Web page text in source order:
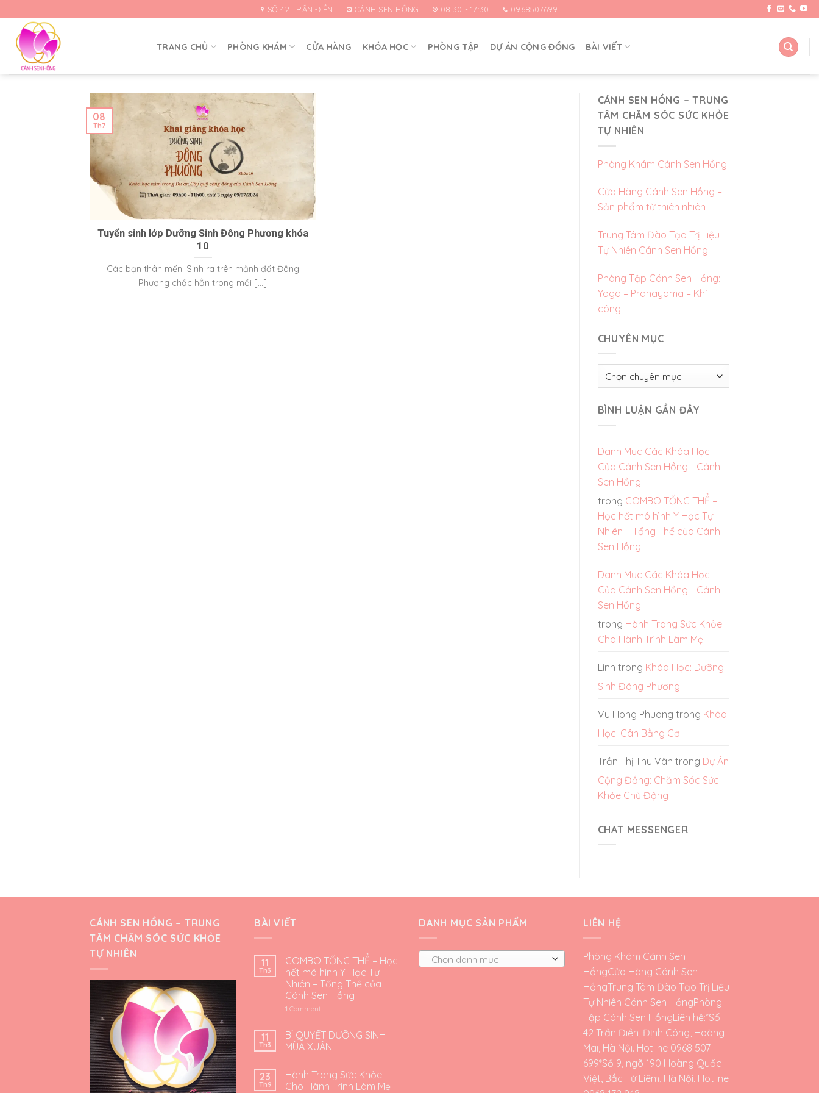
to
content
SỐ 42 TRẦN ĐIỀN CÁNH SEN HỒNG 08:30 - 17:30 0968507699
TRANG CHỦ PHÒNG KHÁM CỬA HÀNG KHÓA HỌC PHÒNG TẬP DỰ ÁN CỘNG ĐỒNG BÀI VIẾT
Tuyển sinh lớp Dưỡng Sinh Đông Phương khóa
10
Các bạn thân mến! Sinh ra trên mảnh đất Đông
Phương chắc hẳn trong mỗi [...]
08
Th7
CÁNH SEN HỒNG – TRUNG
TÂM CHĂM SÓC SỨC KHỎE
TỰ NHIÊN
Phòng Khám Cánh Sen Hồng
Cửa Hàng Cánh Sen Hồng –
Sản phẩm từ thiên nhiên
Trung Tâm Đào Tạo Trị Liệu
Tự Nhiên Cánh Sen Hồng
Phòng Tập Cánh Sen Hồng:
Yoga – Pranayama – Khí
công
CHUYÊN MỤC
BÌNH LUẬN GẦN ĐÂY
Danh Mục Các Khóa Học
Của Cánh Sen Hồng - Cánh
Sen Hồng
trong COMBO TỔNG THỂ –
Học hết mô hình Y Học Tự
Nhiên – Tổng Thể của Cánh
Sen Hồng
Danh Mục Các Khóa Học
Của Cánh Sen Hồng - Cánh
Sen Hồng
trong Hành Trang Sức Khỏe
Cho Hành Trình Làm Mẹ
Linh trong Khóa Học: Dưỡng
Sinh Đông Phương
Vu Hong Phuong trong Khóa
Học: Cân Bằng Cơ
Trần Thị Thu Vân trong Dự Án
Cộng Đồng: Chăm Sóc Sức
Khỏe Chủ Động
CHAT MESSENGER
CÁNH SEN HỒNG – TRUNG
TÂM CHĂM SÓC SỨC KHỎE
TỰ NHIÊN
BÀI VIẾT
11
Th3
COMBO TỔNG THỂ – Học
hết mô hình Y Học Tự
Nhiên – Tổng Thể của
Cánh Sen Hồng
1 Comment
11
Th3
BÍ QUYẾT DƯỠNG SINH
MÙA XUÂN
23
Th9
Hành Trang Sức Khỏe
Cho Hành Trình Làm Mẹ
DANH MỤC SẢN PHẨM
Chọn danh mục
LIÊN HỆ
Phòng Khám Cánh Sen
HồngCửa Hàng Cánh Sen
HồngTrung Tâm Đào Tạo Trị Liệu
Tự Nhiên Cánh Sen HồngPhòng
Tập Cánh Sen HồngLiên hệ:*Số
42 Trần Điền, Định Công, Hoàng
Mai, Hà Nội. Hotline 0968 507
699*Số 9, ngõ 190 Hoàng Quốc
Việt, Bắc Từ Liêm, Hà Nội. Hotline